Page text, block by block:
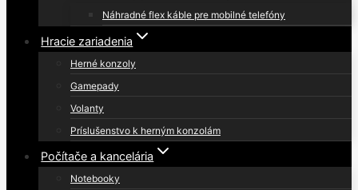
Náhradné flex káble pre mobilné telefóny
Hracie zariadenia
Herné konzoly
Gamepady
Volanty
Príslušenstvo k herným konzolám
Počítače a kancelária
Notebooky